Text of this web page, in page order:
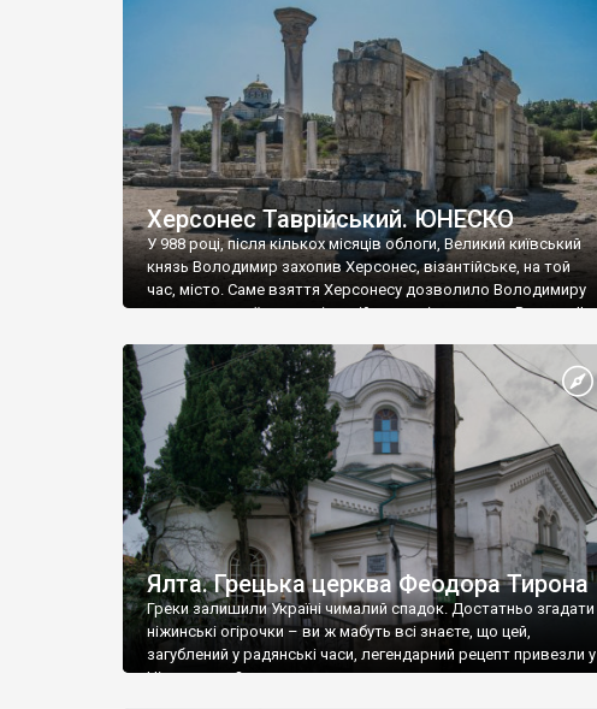
візантійської доби. Раритети викрадені з фондів об’єкту
культурної спадщини ЮНЕСКО «Херсонеса Таврійського».
Офіційно – на виставку «Золото Візантії», але експерти та
влада в Україні вважають це лише […]
Херсонес Таврійський. ЮНЕСКО
У 988 році, після кількох місяців облоги, Великий київський
князь Володимир захопив Херсонес, візантійське, на той
час, місто. Саме взяття Херсонесу дозволило Володимиру
диктувати свої умови візантійському імператору Василю ІІ,
Херсонесі Володимир-язичник, став Василем-
християнином. А потім було Хрещення Русі. На честь
Херсонесу Таврійського названо місто […]
Ялта. Грецька церква Феодора Тирона
Греки залишили Україні чималий спадок. Достатньо згадати
ніжинські огірочки – ви ж мабуть всі знаєте, що цей,
загублений у радянські часи, легендарний рецепт привезли у
Ніжин греки?